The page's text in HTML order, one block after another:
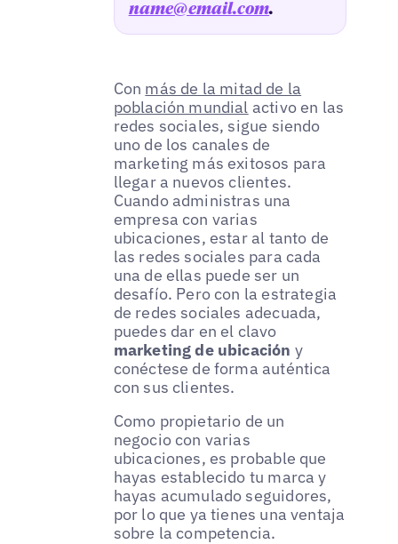
name@email.com.
Con más de la mitad de la
población mundial activo en las
redes sociales, sigue siendo
uno de los canales de
marketing más exitosos para
llegar a nuevos clientes.
Cuando administras una
empresa con varias
ubicaciones, estar al tanto de
las redes sociales para cada
una de ellas puede ser un
desafío. Pero con la estrategia
de redes sociales adecuada,
puedes dar en el clavo
marketing de ubicación y
conéctese de forma auténtica
con sus clientes.
Como propietario de un
negocio con varias
ubicaciones, es probable que
hayas establecido tu marca y
hayas acumulado seguidores,
por lo que ya tienes una ventaja
sobre la competencia.